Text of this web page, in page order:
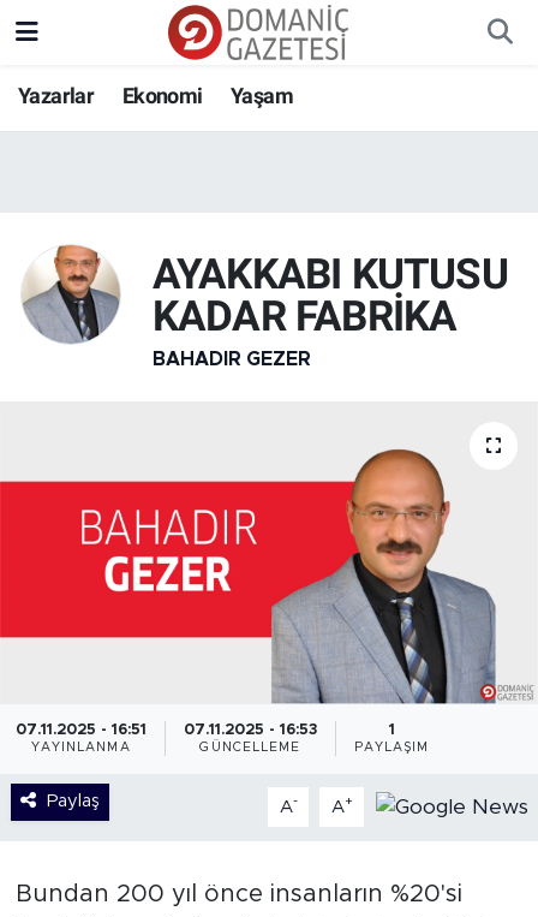
Yazarlar Ekonomi Yaşam
AYAKKABI KUTUSU
KADAR FABRİKA
BAHADIR GEZER
07.11.2025 - 16:51
YAYINLANMA
07.11.2025 - 16:53
GÜNCELLEME
1
PAYLAŞIM
Paylaş A- A+
Bundan 200 yıl önce insanların %20'si